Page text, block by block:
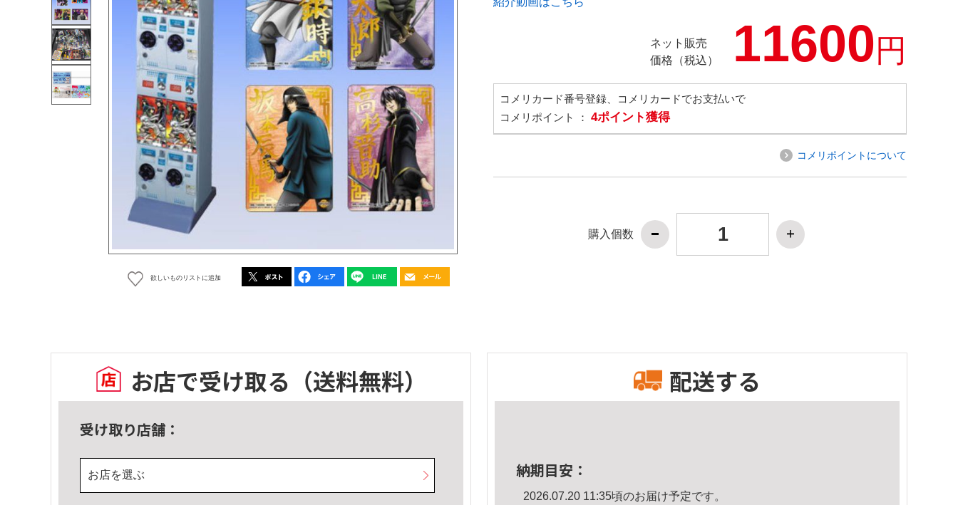
欲しいものリストに追加
ネット販売
価格（税込）
11600円
コメリカード番号登録、コメリカードでお支払いで
コメリポイント ： 4ポイント獲得
コメリポイントについて
購入個数
お店で受け取る （送料無料）
受け取り店舗：
お店を選ぶ
配送する
納期目安：
2026.07.20 11:35頃のお届け予定です。